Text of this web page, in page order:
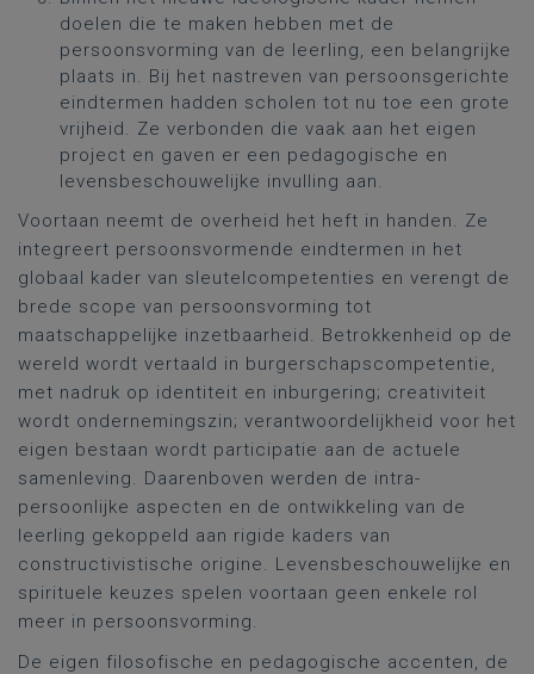
doelen die te maken hebben met de
persoonsvorming van de leerling, een belangrijke
plaats in. Bij het nastreven van persoonsgerichte
eindtermen hadden scholen tot nu toe een grote
vrijheid. Ze verbonden die vaak aan het eigen
project en gaven er een pedagogische en
levensbeschouwelijke invulling aan.
Voortaan neemt de overheid het heft in handen. Ze
integreert persoonsvormende eindtermen in het
globaal kader van sleutelcompetenties en verengt de
brede scope van persoonsvorming tot
maatschappelijke inzetbaarheid. Betrokkenheid op de
wereld wordt vertaald in burgerschapscompetentie,
met nadruk op identiteit en inburgering; creativiteit
wordt ondernemingszin; verantwoordelijkheid voor het
eigen bestaan wordt participatie aan de actuele
samenleving. Daarenboven werden de intra-
persoonlijke aspecten en de ontwikkeling van de
leerling gekoppeld aan rigide kaders van
constructivistische origine. Levensbeschouwelijke en
spirituele keuzes spelen voortaan geen enkele rol
meer in persoonsvorming.
De eigen filosofische en pedagogische accenten, de